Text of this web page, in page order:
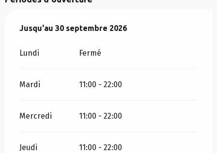
Du1 juin 2026au30 septembre 2026
Jusqu'au 30 septembre 2026
Lundi Fermé
Mardi 11:00 - 22:00
Mercredi 11:00 - 22:00
Jeudi 11:00 - 22:00